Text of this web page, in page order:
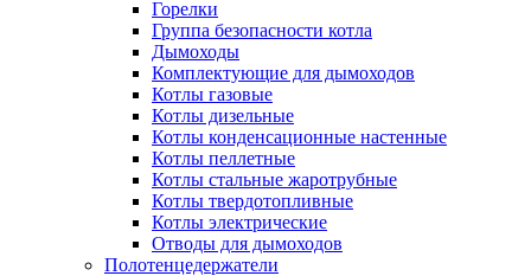
Горелки
Группа безопасности котла
Дымоходы
Комплектующие для дымоходов
Котлы газовые
Котлы дизельные
Котлы конденсационные настенные
Котлы пеллетные
Котлы стальные жаротрубные
Котлы твердотопливные
Котлы электрические
Отводы для дымоходов
Полотенцедержатели